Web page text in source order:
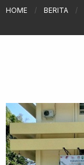
HOME / BERITA /